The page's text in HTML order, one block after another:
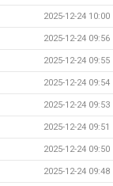
2025-12-24 10:00
2025-12-24 09:56
2025-12-24 09:55
2025-12-24 09:54
2025-12-24 09:53
2025-12-24 09:51
2025-12-24 09:50
2025-12-24 09:48